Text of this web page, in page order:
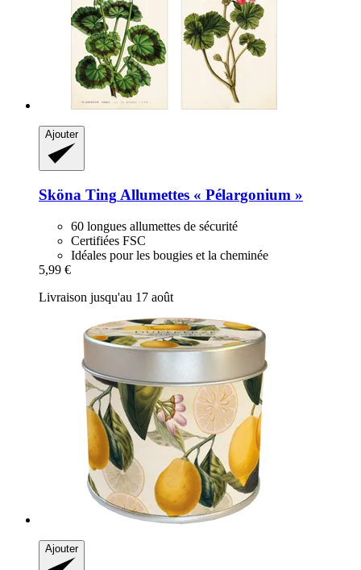
Ajouter
Sköna Ting Allumettes « Pélargonium »
60 longues allumettes de sécurité
Certifiées FSC
Idéales pour les bougies et la cheminée
5,99 €
Livraison jusqu'au 17 août
Ajouter